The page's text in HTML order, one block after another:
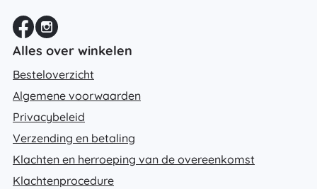
Alles over winkelen
Besteloverzicht
Algemene voorwaarden
Privacybeleid
Verzending en betaling
Klachten en herroeping van de overeenkomst
Klachtenprocedure